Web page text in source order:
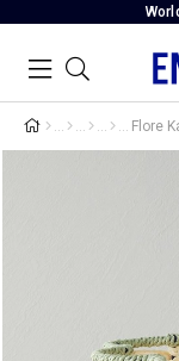
Flore